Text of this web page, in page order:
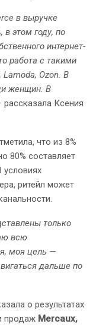
в выручке
в этом году, по
интернет-
работа с такими
Lamoda, Оzon. В
женщин. В
рассказала Ксения
что из 8%
80% составляет
ритейл может
только
всю
моя цель —
дальше по
о результатах
продаж Mercaux,